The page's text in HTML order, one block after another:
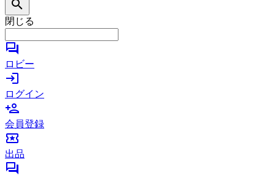
search
閉じる
forum
ロビー
login
ログイン
person_add
会員登録
local_activity
出品
forum